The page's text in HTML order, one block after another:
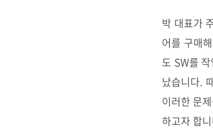
박 대표가
어를 구매
도 SW를
났습니다.
이러한 문
하고자 합